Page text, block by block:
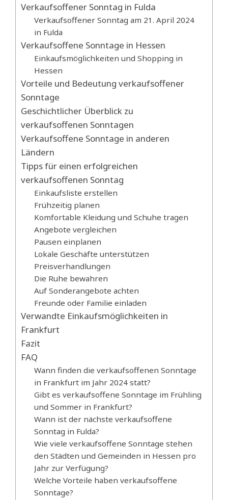
Verkaufsoffener Sonntag in Fulda
Verkaufsoffener Sonntag am 21. April 2024
in Fulda
Verkaufsoffene Sonntage in Hessen
Einkaufsmöglichkeiten und Shopping in
Hessen
Vorteile und Bedeutung verkaufsoffener
Sonntage
Geschichtlicher Überblick zu
verkaufsoffenen Sonntagen
Verkaufsoffene Sonntage in anderen
Ländern
Tipps für einen erfolgreichen
verkaufsoffenen Sonntag
Einkaufsliste erstellen
Frühzeitig planen
Komfortable Kleidung und Schuhe tragen
Angebote vergleichen
Pausen einplanen
Lokale Geschäfte unterstützen
Preisverhandlungen
Die Ruhe bewahren
Auf Sonderangebote achten
Freunde oder Familie einladen
Verwandte Einkaufsmöglichkeiten in
Frankfurt
Fazit
FAQ
Wann finden die verkaufsoffenen Sonntage
in Frankfurt im Jahr 2024 statt?
Gibt es verkaufsoffene Sonntage im Frühling
und Sommer in Frankfurt?
Wann ist der nächste verkaufsoffene
Sonntag in Fulda?
Wie viele verkaufsoffene Sonntage stehen
den Städten und Gemeinden in Hessen pro
Jahr zur Verfügung?
Welche Vorteile haben verkaufsoffene
Sonntage?